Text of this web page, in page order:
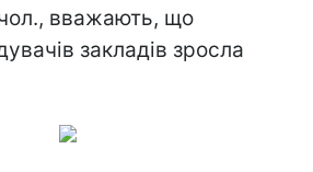
вважають, що
закладів зросла